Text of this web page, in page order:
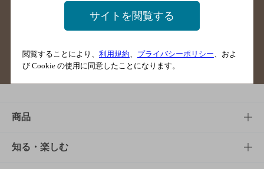
掲載店舗様ログイン
サイトマップ ご意見・ご感想
商品
商品TOP
知る・楽しむ
サイトを閲覧する
閲覧することにより、 利用規約 プライバシーポリシー 、およ
び Cookie の使用に同意したことになります。